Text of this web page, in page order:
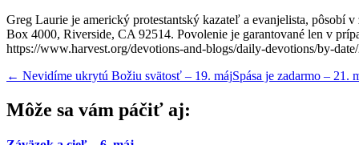
Greg Laurie je americký protestantský kazateľ a evanjelista,
Box 4000, Riverside, CA 92514. Povolenie je garantované len v
https://www.harvest.org/devotions-and-blogs/daily-devotions/by-
← Nevidíme ukrytú Božiu svätosť – 19. májSpása je zadarmo – 21.
Môže sa vám páčiť aj: